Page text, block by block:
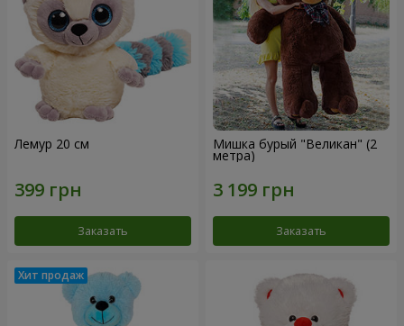
Лемур 20 см
Заказать
Мишка бурый "Великан" (2
метра)
Заказать